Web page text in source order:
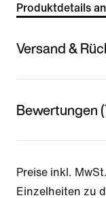
Produktdetails
Versand &
Bewertungen
Preise inkl.
Einzelheiten zu